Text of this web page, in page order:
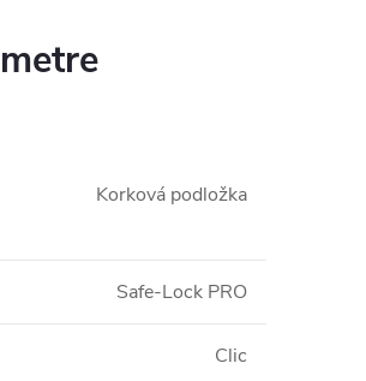
Korková podložka
Safe-Lock PRO
Clic